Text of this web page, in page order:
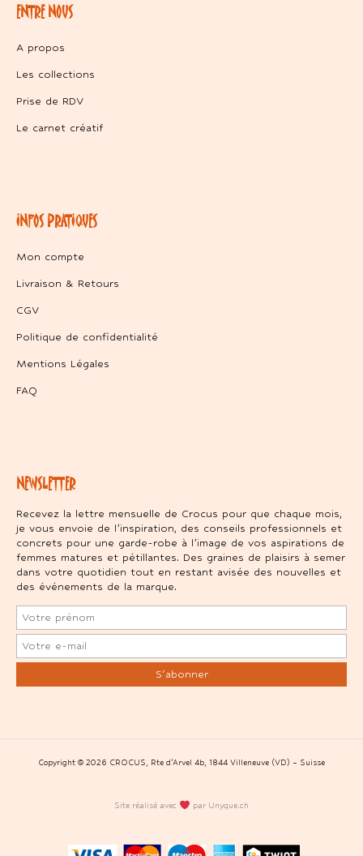
ENTRE NOUS
A propos
Les collections
Prise de RDV
Le carnet créatif
INFOS PRATIQUES
Mon compte
Livraison & Retours
CGV
Politique de confidentialité
Mentions Légales
FAQ
NEWSLETTER
Recevez la lettre mensuelle de Crocus pour que chaque mois,
je vous envoie de l’inspiration, des conseils professionnels et
concrets pour une garde-robe à l’image de vos aspirations de
femmes matures et pétillantes. Des graines de plaisirs à semer
dans votre quotidien tout en restant avisée des nouvelles et
des événements de la marque.
Copyright © 2026 CROCUS, Rte d’Arvel 4b, 1844 Villeneuve (VD) – Suisse
Site réalisé avec par Unyque.ch